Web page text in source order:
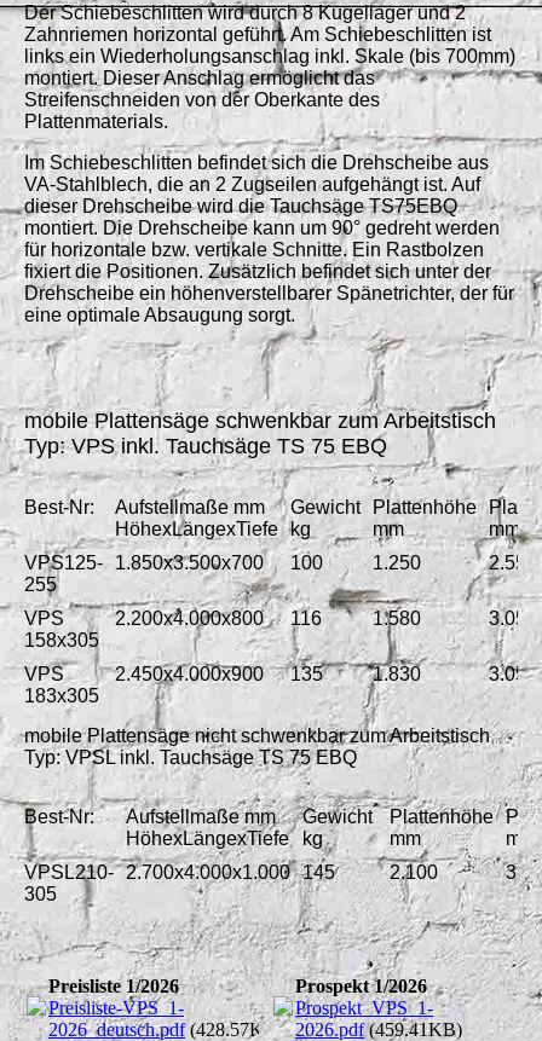
Der Schiebeschlitten wird durch 8 Kugellager und 2
Zahnriemen horizontal geführt. Am Schiebeschlitten ist
links ein Wiederholungsanschlag inkl. Skale (bis 700mm)
montiert. Dieser Anschlag ermöglicht das
Streifenschneiden von der Oberkante des
Plattenmaterials.
Im Schiebeschlitten befindet sich die Drehscheibe aus
VA-Stahlblech, die an 2 Zugseilen aufgehängt ist. Auf
dieser Drehscheibe wird die Tauchsäge TS75EBQ
montiert. Die Drehscheibe kann um 90° gedreht werden
für horizontale bzw. vertikale Schnitte. Ein Rastbolzen
fixiert die Positionen. Zusätzlich befindet sich unter der
Drehscheibe ein höhenverstellbarer Spänetrichter, der für
eine optimale Absaugung sorgt.
mobile Plattensäge schwenkbar zum Arbeitstisch
Typ:VPS inkl. Tauchsäge TS 75 EBQ
Best-Nr:
Aufstellmaße mm
HöhexLängexTiefe
Gewicht
kg
Plattenhöhe
mm
mm
VPS125-
255
1.850x3.500x700 100 1.250 2.550
VPS
158x305
2.200x4.000x800 116 1.580 3.050
VPS
183x305
2.450x4.000x900 135 1.830 3.050
mobile Plattensäge nicht schwenkbar zum Arbeitstisch
Typ:VPSL inkl. Tauchsäge TS 75 EBQ
Best-Nr:
Aufstellmaße mm
HöhexLängexTiefe
Gewicht
kg
Plattenhöhe
mm
mm
VPSL210-
305
2.700x4.000x1.000 145 2.100
Preisliste 1/2026
Preisliste-VPS_1-
2026_deutsch.pdf(428.57KB)
Prospekt 1/2026
Prospekt_VPS_1-
2026.pdf(459.41KB)